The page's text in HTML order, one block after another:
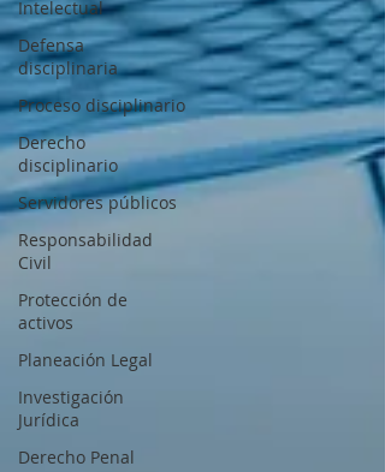
Intelectual
Defensa
disciplinaria
Proceso disciplinario
Derecho
disciplinario
Servidores públicos
Responsabilidad
Civil
Protección de
activos
Planeación Legal
Investigación
Jurídica
Derecho Penal